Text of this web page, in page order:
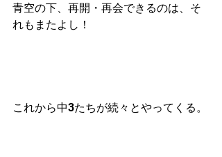
青空の下、再開・再会できるのは、そ
れもまたよし！
これから中3たちが続々とやってくる。